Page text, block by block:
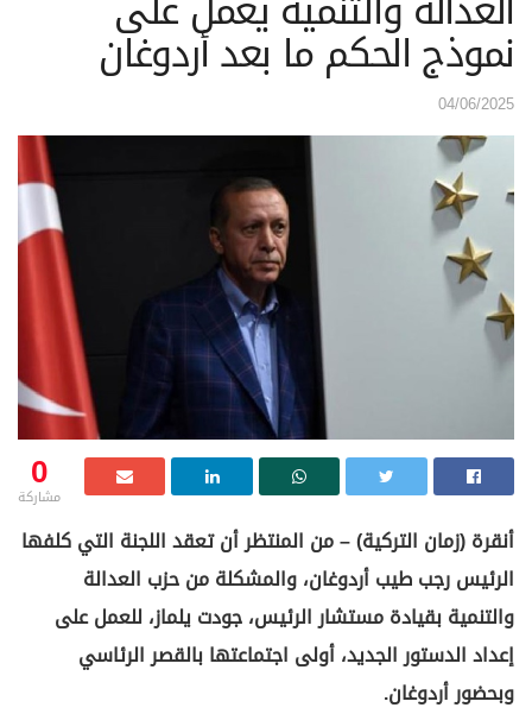
نموذج الحكم ما بعد أردوغان
04/06/2025
0
مشاركة
أنقرة (زمان التركية) – من المنتظر أن تعقد اللجنة التي كلفها
الرئيس رجب طيب أردوغان، والمشكلة من حزب العدالة
والتنمية بقيادة مستشار الرئيس، جودت يلماز، للعمل على
إعداد الدستور الجديد، أولى اجتماعتها بالقصر الرئاسي
وبحضور أردوغان.